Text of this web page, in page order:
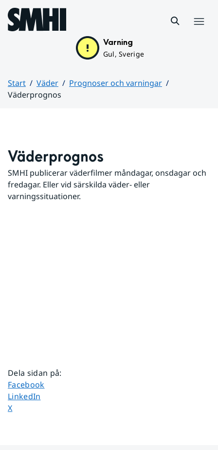
Hoppa till sidans innehåll
Varning
Gul, Sverige
Start Väder
Prognoser och varningar
Väderprognos
Väderprognos
SMHI publicerar väderfilmer måndagar, onsdagar och
fredagar. Eller vid särskilda väder- eller
varningssituationer.
Dela sidan på:
Dela sidan på
Facebook
Dela sidan på
LinkedIn
Dela sidan på
X